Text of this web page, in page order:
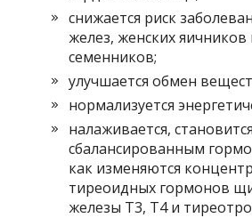
снижается риск
желез, женских яичников
семенников;
улучшается обмен
нормализуется
налаживается,
сбалансированным
как изменяются
тиреоидных гормонов
железы Т3, Т4 и